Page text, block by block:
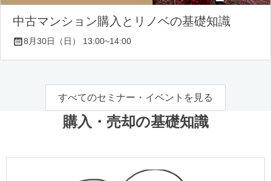
中古マンション購入とリノベの基礎知識
8月30日（日） 13:00~14:00
すべてのセミナー・イベントを見る
購入・売却の基礎知識